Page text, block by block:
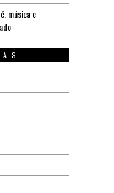
música e